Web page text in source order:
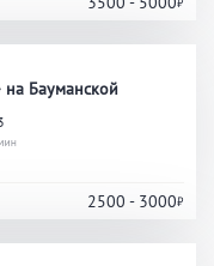
10 до 20 человек
на Бауманской
2500 - 3000